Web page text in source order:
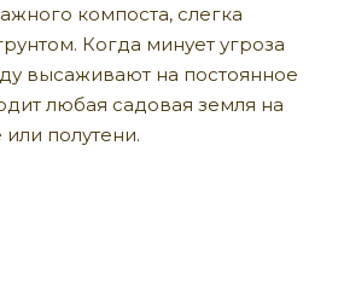
компоста, слегка
Когда минует угроза
высаживают на постоянное
любая садовая земля на
полутени.